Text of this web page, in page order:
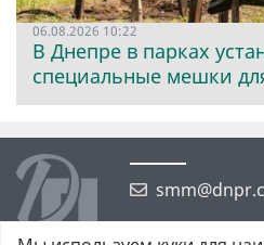
06.08.2026 10:22
В Днепре в парках
специальные мешки